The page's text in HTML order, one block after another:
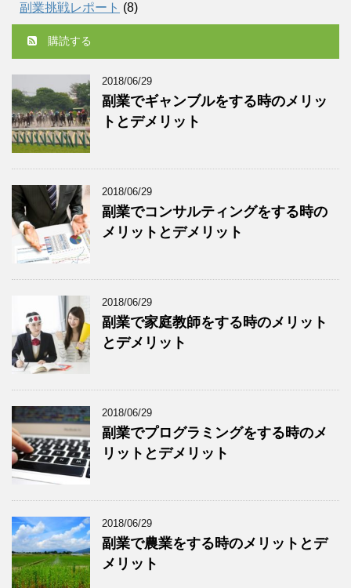
副業挑戦レポート (8)
購読する
2018/06/29
副業でギャンブルをする時のメリッ
トとデメリット
2018/06/29
副業でコンサルティングをする時の
メリットとデメリット
2018/06/29
副業で家庭教師をする時のメリット
とデメリット
2018/06/29
副業でプログラミングをする時のメ
リットとデメリット
2018/06/29
副業で農業をする時のメリットとデ
メリット